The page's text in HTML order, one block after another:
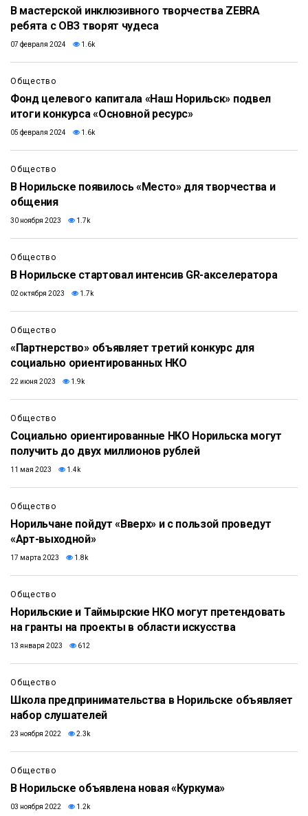
В мастерской инклюзивного творчества ZEBRA
ребята с ОВЗ творят чудеса
07 февраля 2024 1.6k
Общество
Фонд целевого капитала «Наш Норильск» подвел
итоги конкурса «Основной ресурс»
05 февраля 2024 1.6k
Общество
В Норильске появилось «Место» для творчества и
общения
30 ноября 2023 1.7k
Общество
В Норильске стартовал интенсив GR-акселератора
02 октября 2023 1.7k
Общество
«Партнерство» объявляет третий конкурс для
социально ориентированных НКО
22 июня 2023 1.9k
Общество
Социально ориентированные НКО Норильска могут
получить до двух миллионов рублей
11 мая 2023 1.4k
Общество
Норильчане пойдут «Вверх» и с пользой проведут
«Арт-выходной»
17 марта 2023 1.8k
Общество
Норильские и Таймырские НКО могут претендовать
на гранты на проекты в области искусства
13 января 2023 612
Общество
Школа предпринимательства в Норильске объявляет
набор слушателей
23 ноября 2022 2.3k
Общество
В Норильске объявлена новая «Куркума»
03 ноября 2022 1.2k